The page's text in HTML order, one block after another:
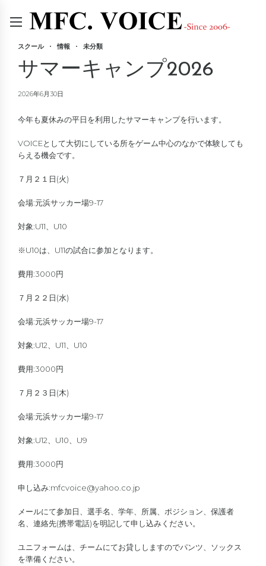
スクール 情報 未分類
サマーキャンプ2026
2026年6月30日
今年も夏休みの平日を利用したサマーキャンプを行います。
VOICEとして大切にしている所をゲーム中心のなかで体験しても
らえる機会です。
７月２１日(火)
会場:元浜サッカー場9-17
対象:U11、U10
※U10は、U11の試合に参加となります。
費用:3000円
７月２２日(水)
会場:元浜サッカー場9-17
対象:U12、U11、U10
費用:3000円
７月２３日(木)
会場:元浜サッカー場9-17
対象:U12、U10、U9
費用:3000円
申し込み:mfcvoice@yahoo.co.jp
メールにて参加日、選手名、学年、所属、ポジション、保護者
名、連絡先(携帯電話)を明記して申し込みください。
ユニフォームは、チームにてお貸ししますのでパンツ、ソックス
を準備ください。